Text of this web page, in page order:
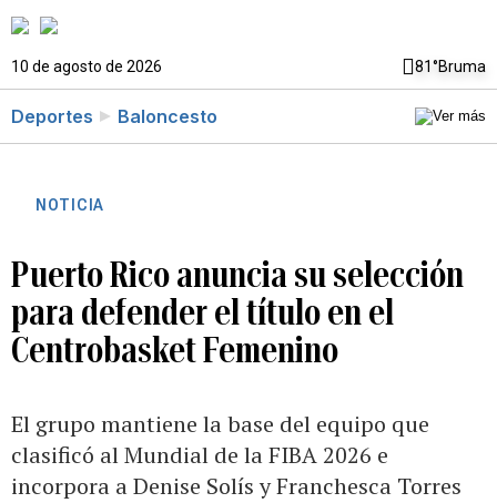
10 de agosto de 2026 81°Bruma
Deportes Baloncesto
NOTICIA
Puerto Rico anuncia su selección
para defender el título en el
Centrobasket Femenino
El grupo mantiene la base del equipo que
clasificó al Mundial de la FIBA 2026 e
incorpora a Denise Solís y Franchesca Torres